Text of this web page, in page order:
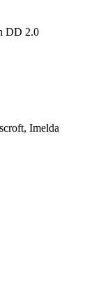
DD 2.0
Imelda